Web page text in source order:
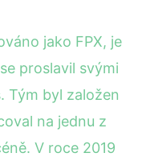
jako FPX, je
proslavil svými
Tým byl založen
na jednu z
V roce 2019